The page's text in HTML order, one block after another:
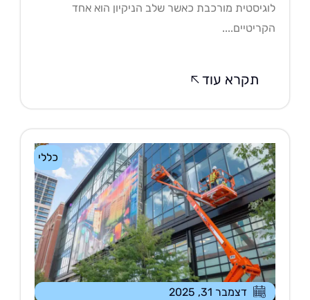
מורכבת כאשר שלב הניקיון הוא אחד
תקרא עוד
כללי
דצמבר 31, 2025